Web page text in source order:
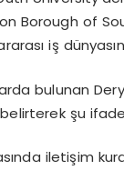
Borough of
iş
bulunan
şu
iletişim